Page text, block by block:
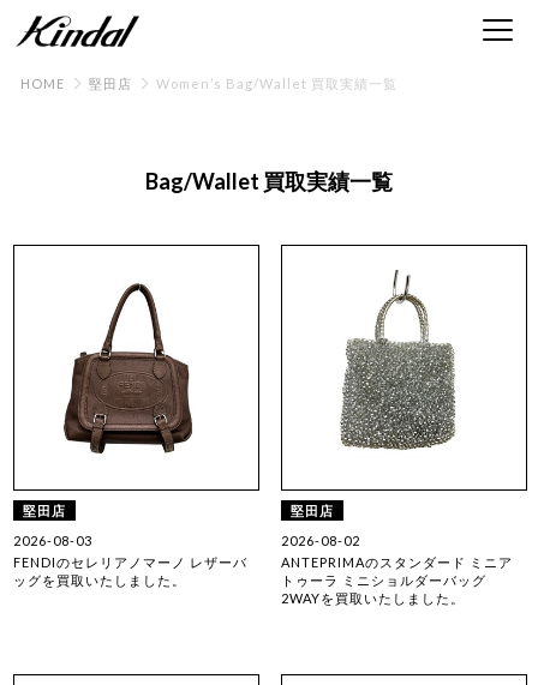
HOME 堅田店 Women’s Bag/Wallet 買取実績一覧
Bag/Wallet 買取実績一覧
堅田店
2026-08-03
FENDIのセレリアノマーノ レザーバ
ッグを買取いたしました。
堅田店
2026-08-02
ANTEPRIMAのスタンダード ミニア
トゥーラ ミニショルダーバッグ
2WAYを買取いたしました。